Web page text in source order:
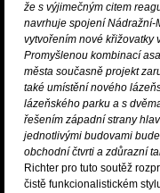
že s výjimečným citem
navrhuje spojení Nádražní-
vytvořením nové křižovatky
Promyšlenou kombinací
města současně projekt
také umístění nového
lázeňského parku a s
řešením západní strany
jednotlivými budovami
obchodní čtvrti a zdůrazní
Richter pro tuto soutěž
čistě funkcionalistickém